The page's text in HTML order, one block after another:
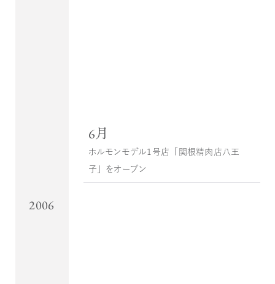
6月
ホルモンモデル１号店「関根精肉店八王
子」をオープン
2006